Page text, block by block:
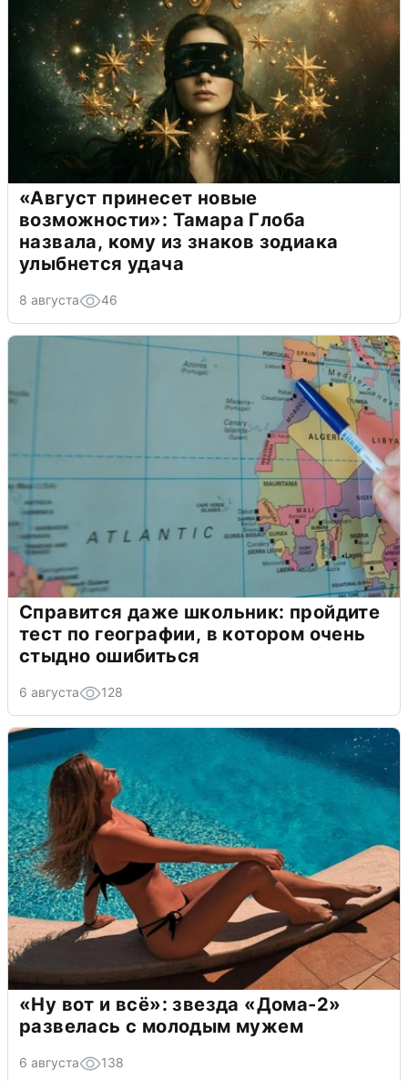
«Август принесет новые
возможности»: Тамара Глоба
назвала, кому из знаков зодиака
улыбнется удача
8 августа 46
Справится даже школьник: пройдите
тест по географии, в котором очень
стыдно ошибиться
6 августа 128
«Ну вот и всё»: звезда «Дома-2»
развелась с молодым мужем
6 августа 138